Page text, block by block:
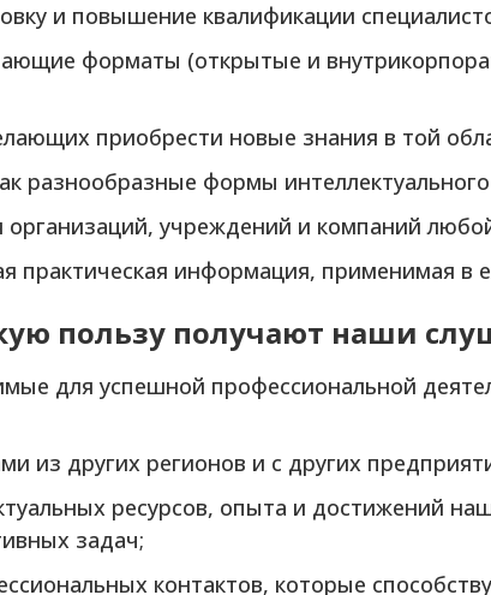
и повышение квалификации
форматы (открытые и
приобрести новые знания в той
разнообразные формы интеллектуального
учреждений и компаний
практическая информация, применимая в
пользу получают наши
для успешной профессиональной
из других регионов и с других
ресурсов, опыта и достижений
задач;
контактов, которые